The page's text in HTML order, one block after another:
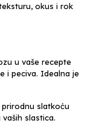
okus i rok
u vaše recepte
i peciva. Idealna je
slatkoću
slastica.